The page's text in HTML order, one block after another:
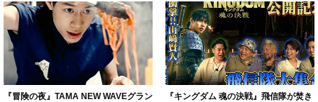
『冒険の夜』TAMA NEW WAVEグラン
『キングダム 魂の決戦』飛信隊が焚き